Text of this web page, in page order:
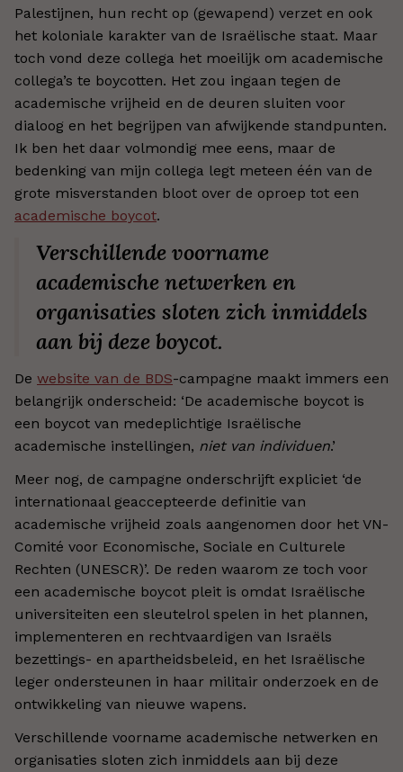
Palestijnen, hun recht op (gewapend) verzet en ook
het koloniale karakter van de Israëlische staat. Maar
toch vond deze collega het moeilijk om academische
collega’s te boycotten. Het zou ingaan tegen de
academische vrijheid en de deuren sluiten voor
dialoog en het begrijpen van afwijkende standpunten.
Ik ben het daar volmondig mee eens, maar de
bedenking van mijn collega legt meteen één van de
grote misverstanden bloot over de oproep tot een
academische boycot.
Verschillende voorname
academische netwerken en
organisaties sloten zich inmiddels
aan bij deze boycot.
De website van de BDS-campagne maakt immers een
belangrijk onderscheid: ‘De academische boycot is
een boycot van medeplichtige Israëlische
academische instellingen, niet van individuen.’
Meer nog, de campagne onderschrijft expliciet ‘de
internationaal geaccepteerde definitie van
academische vrijheid zoals aangenomen door het VN-
Comité voor Economische, Sociale en Culturele
Rechten (UNESCR)’. De reden waarom ze toch voor
een academische boycot pleit is omdat Israëlische
universiteiten een sleutelrol spelen in het plannen,
implementeren en rechtvaardigen van Israëls
bezettings- en apartheidsbeleid, en het Israëlische
leger ondersteunen in haar militair onderzoek en de
ontwikkeling van nieuwe wapens.
Verschillende voorname academische netwerken en
organisaties sloten zich inmiddels aan bij deze